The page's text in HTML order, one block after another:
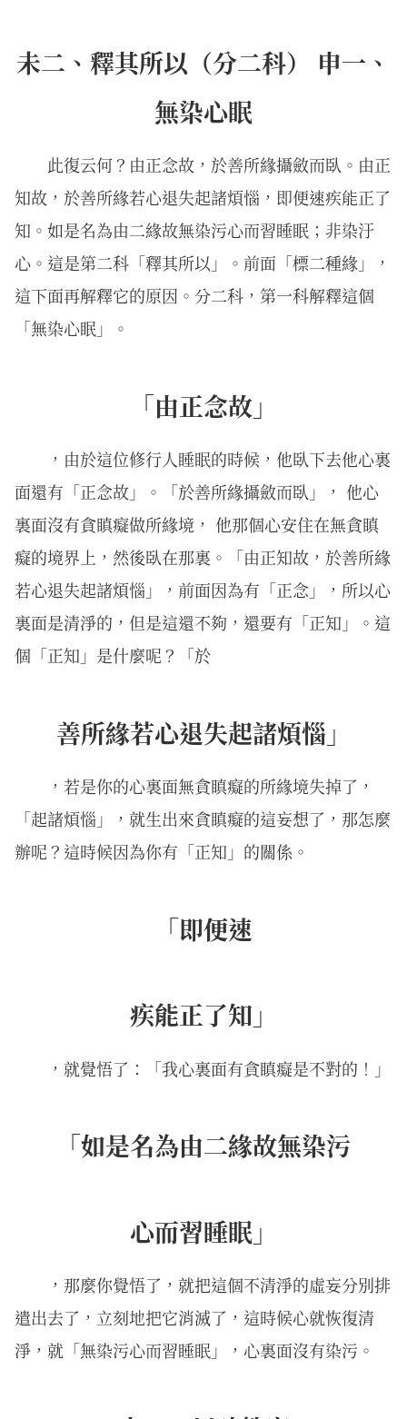
未二、釋其所以（分二科） 申一、
無染心眠
此復云何？由正念故，於善所緣攝斂而臥。由正
知故，於善所緣若心退失起諸煩惱，即便速疾能正了
知。如是名為由二緣故無染污心而習睡眠；非染汙
心。這是第二科「釋其所以」。前面「標二種緣」，
這下面再解釋它的原因。分二科，第一科解釋這個
「無染心眠」。
「由正念故」
，由於這位修行人睡眠的時候，他臥下去他心裏
面還有「正念故」。「於善所緣攝斂而臥」， 他心
裏面沒有貪瞋癡做所緣境， 他那個心安住在無貪瞋
癡的境界上，然後臥在那裏。「由正知故，於善所緣
若心退失起諸煩惱」，前面因為有「正念」，所以心
裏面是清淨的，但是這還不夠，還要有「正知」。這
個「正知」是什麼呢？「於
善所緣若心退失起諸煩惱」
，若是你的心裏面無貪瞋癡的所緣境失掉了，
「起諸煩惱」，就生出來貪瞋癡的這妄想了，那怎麼
辦呢？這時候因為你有「正知」的關係。
「即便速
疾能正了知」
，就覺悟了：「我心裏面有貪瞋癡是不對的！」
「如是名為由二緣故無染污
心而習睡眠」
，那麼你覺悟了，就把這個不清淨的虛妄分別排
遣出去了，立刻地把它消滅了，這時候心就恢復清
淨，就「無染污心而習睡眠」，心裏面沒有染污。